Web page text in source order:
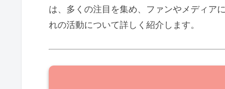
は、多くの注目を集め、ファンやメディア
れの活動について詳しく紹介します。